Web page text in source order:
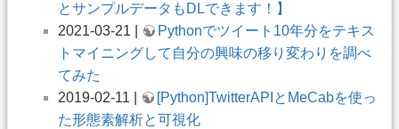
とサンプルデータもDLできます！】
2021-03-21 |
Pythonでツイート10年分をテキス
トマイニングして自分の興味の移り変わりを調べ
てみた
2019-02-11 |
[Python]TwitterAPIとMeCabを使っ
た形態素解析と可視化